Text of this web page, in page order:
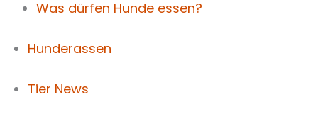
Was dürfen Hunde essen?
Hunderassen
Tier News